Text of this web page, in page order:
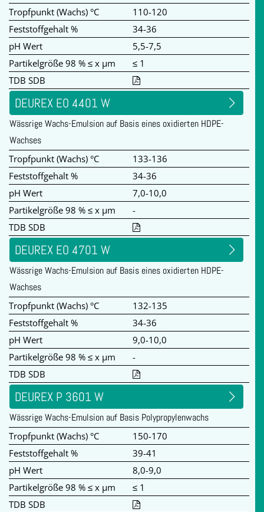
Tropfpunkt (Wachs) °C
110-120
Feststoffgehalt %
34-36
pH Wert
5,5-7,5
Partikelgröße 98 % ≤ x µm
≤ 1
TDB SDB
DEUREX EO 4401 W
Wässrige Wachs-Emulsion auf Basis eines oxidierten HDPE-
Wachses
Tropfpunkt (Wachs) °C
133-136
Feststoffgehalt %
34-36
pH Wert
7,0-10,0
Partikelgröße 98 % ≤ x µm
-
TDB SDB
DEUREX EO 4701 W
Wässrige Wachs-Emulsion auf Basis eines oxidierten HDPE-
Wachses
Tropfpunkt (Wachs) °C
132-135
Feststoffgehalt %
34-36
pH Wert
9,0-10,0
Partikelgröße 98 % ≤ x µm
-
TDB SDB
DEUREX P 3601 W
Wässrige Wachs-Emulsion auf Basis Polypropylenwachs
Tropfpunkt (Wachs) °C
150-170
Feststoffgehalt %
39-41
pH Wert
8,0-9,0
Partikelgröße 98 % ≤ x µm
≤ 1
TDB SDB